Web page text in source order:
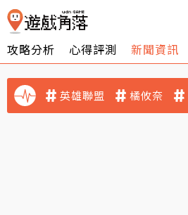
攻略分析 心得評測 新聞資訊
英雄聯盟 橘攸奈